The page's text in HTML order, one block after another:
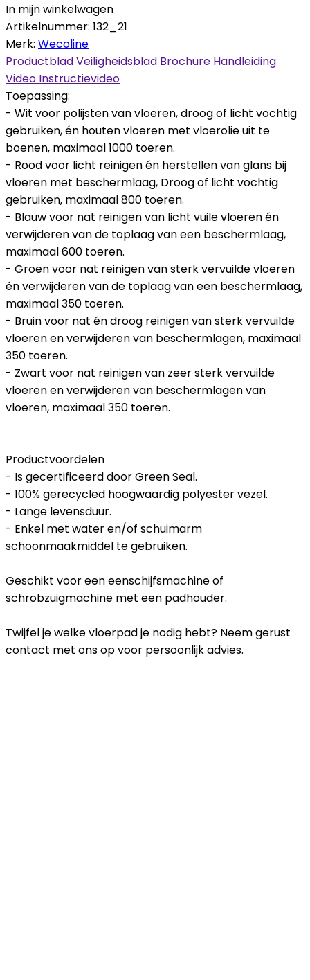
In mijn winkelwagen
Artikelnummer: 132_21
Merk: Wecoline
ProductbladVeiligheidsblad Brochure Handleiding
Video Instructievideo
Toepassing:
- Wit voor polijsten van vloeren, droog of licht vochtig
gebruiken, én houten vloeren met vloerolie uit te
boenen, maximaal 1000 toeren.
- Rood voor licht reinigen én herstellen van glans bij
vloeren met beschermlaag, Droog of licht vochtig
gebruiken, maximaal 800 toeren.
- Blauw voor nat reinigen van licht vuile vloeren én
verwijderen van de toplaag van een beschermlaag,
maximaal 600 toeren.
- Groen voor nat reinigen van sterk vervuilde vloeren
én verwijderen van de toplaag van een beschermlaag,
maximaal 350 toeren.
- Bruin voor nat én droog reinigen van sterk vervuilde
vloeren en verwijderen van beschermlagen, maximaal
350 toeren.
- Zwart voor nat reinigen van zeer sterk vervuilde
vloeren en verwijderen van beschermlagen van
vloeren, maximaal 350 toeren.
Productvoordelen
- Is gecertificeerd door Green Seal.
- 100% gerecycled hoogwaardig polyester vezel.
- Lange levensduur.
- Enkel met water en/of schuimarm
schoonmaakmiddel te gebruiken.
Geschikt voor een eenschijfsmachine of
schrobzuigmachine met een padhouder.
Twijfel je welke vloerpad je nodig hebt? Neem gerust
contact met ons op voor persoonlijk advies.